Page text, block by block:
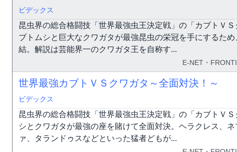
ビデックス
昆虫界の総合格闘技「世界最強虫王決定戦」の「カブトＶ
ブトムシと巨大なクワガタが最強昆虫の栄冠を手にするた
結。解説は芸能界一のクワガタ王を自称す...
E-NET・
世界最強カブトＶＳクワガタ～全面対決！～
ビデックス
昆虫界の総合格闘技「世界最強虫王決定戦」の「カブトＶ
シとクワガタが最強の座を賭けて全面対決。ヘラクレス、
ァ、タランドゥスなどといった猛者どもが...